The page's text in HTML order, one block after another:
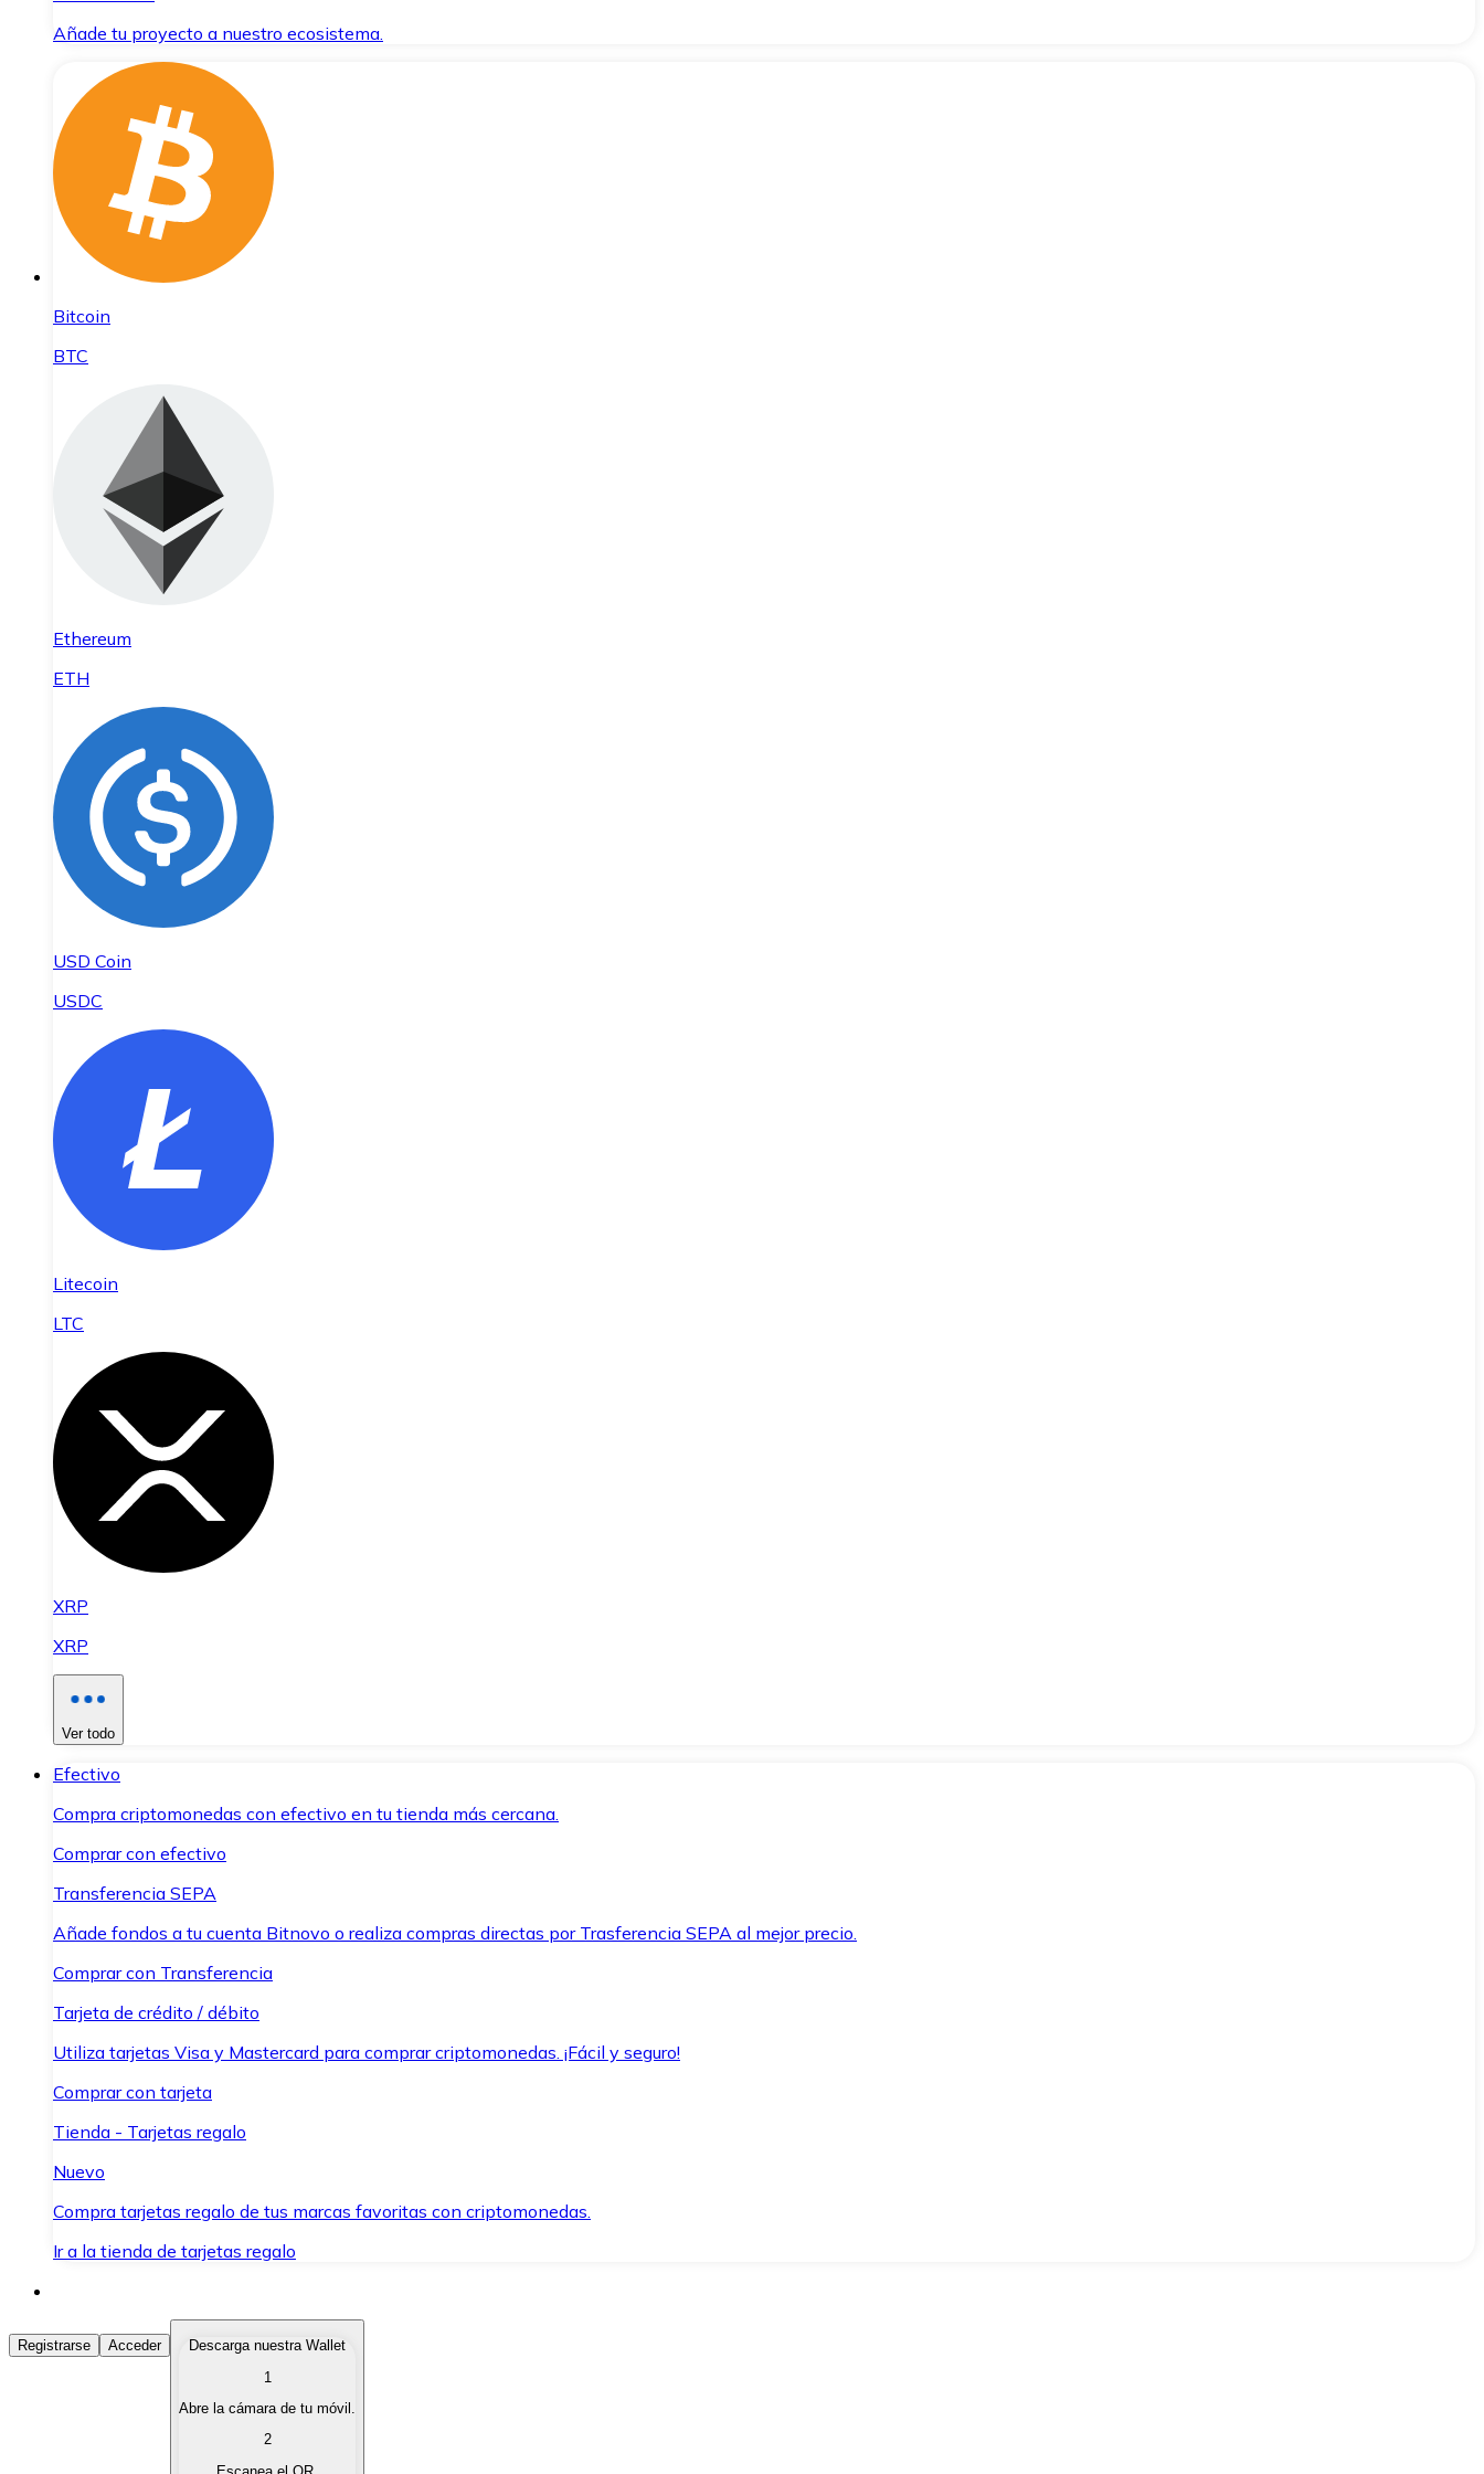
Añade tu proyecto a nuestro ecosistema.
Bitcoin
BTC
Ethereum
ETH
USD Coin
USDC
Litecoin
LTC
XRP
XRP
Ver todo
Efectivo
Compra criptomonedas con efectivo en tu tienda más cercana.
Comprar con efectivo
Transferencia SEPA
Añade fondos a tu cuenta Bitnovo o realiza compras directas por Trasferencia SEPA al mejor precio.
Comprar con Transferencia
Tarjeta de crédito / débito
Utiliza tarjetas Visa y Mastercard para comprar criptomonedas. ¡Fácil y seguro!
Comprar con tarjeta
Tienda - Tarjetas regalo
Nuevo
Compra tarjetas regalo de tus marcas favoritas con criptomonedas.
Ir a la tienda de tarjetas regalo
Comprar Criptomonedas
Compra criptomonedas con diferentes métodos de pago.
Vende tus criptomonedas de forma rápida y segura.
Registrarse Acceder
Descarga nuestra Wallet
1
Abre la cámara de tu móvil.
2